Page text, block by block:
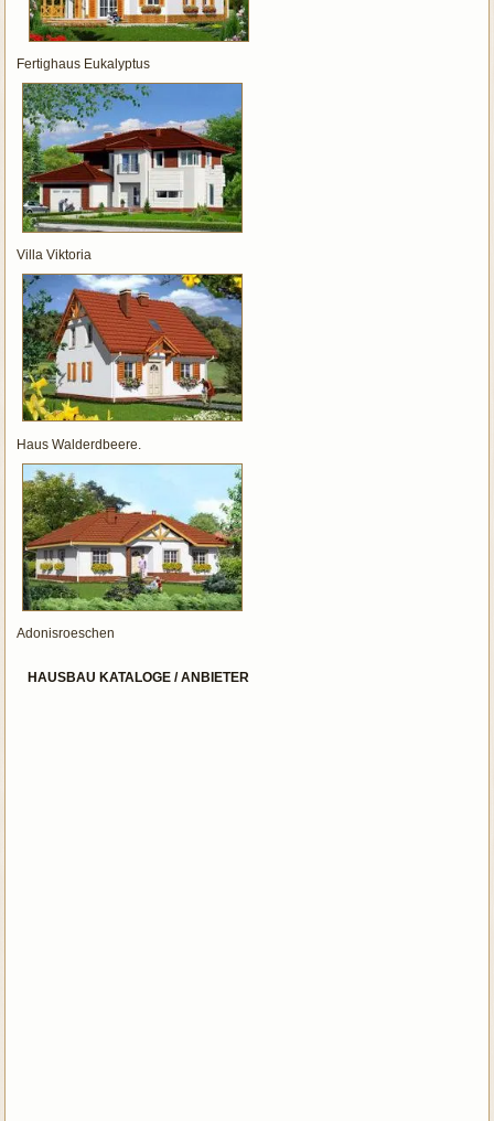
Fertighaus Eukalyptus
Villa Viktoria
Haus Walderdbeere.
Adonisroeschen
HAUSBAU KATALOGE / ANBIETER